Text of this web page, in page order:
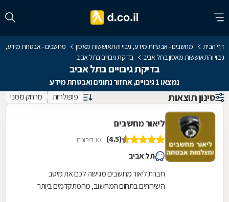
דף הבית מחשבים - אבטחת מידע, גיבוי והתאוששות מאסון
מחשבים - אבטחת מידע,
גיבוי והתאוששות מאסון בתל אביב
בדיקת גיבויים בתל אביב
בדיקת גיבויים בתל אביב
נמצאו 1 גיבויים, אחזור נתונים ואבטחת מידע
סינון תוצאות פופולריות מרחק ממני
ליאור מחשבים
(4.5) 10 דירוגים
תל אביב
חברת ליאור מחשבים מגישה לכם את מיטב
השירותים בתחום המחשוב, מהמתקדמים ביותר